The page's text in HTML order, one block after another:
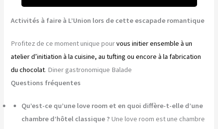
Activités à faire à L’Union lors de cette escapade romantique
Profitez de ce moment unique pourvous initier ensemble à un
atelier d’initiation à la cuisine, au tufting ou encore à la fabrication
du chocolat. Diner gastronomique Balade
Questions fréquentes
Qu’est-ce qu’une love room et en quoi diffère-t-elle d’une
chambre d’hôtel classique ? Une love room est une chambre